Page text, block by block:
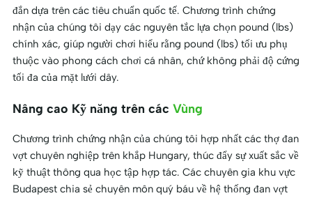
đắn dựa trên các tiêu chuẩn quốc tế. Chương trình chứng
nhận của chúng tôi dạy các nguyên tắc lựa chọn pound (lbs)
chính xác, giúp người chơi hiểu rằng pound (lbs) tối ưu phụ
thuộc vào phong cách chơi cá nhân, chứ không phải độ cứng
tối đa của mặt lưới dây.
Nâng cao Kỹ năng trên các Vùng
Chương trình chứng nhận của chúng tôi hợp nhất các thợ đan
vợt chuyên nghiệp trên khắp Hungary, thúc đẩy sự xuất sắc về
kỹ thuật thông qua học tập hợp tác. Các chuyên gia khu vực
Budapest chia sẻ chuyên môn quý báu về hệ thống đan vợt